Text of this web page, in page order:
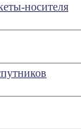
носителя